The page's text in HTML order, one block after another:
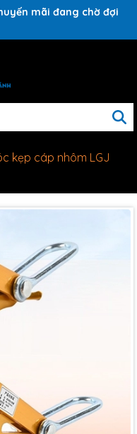
mãi đang chờ đợi
kẹp cáp nhôm LGJ